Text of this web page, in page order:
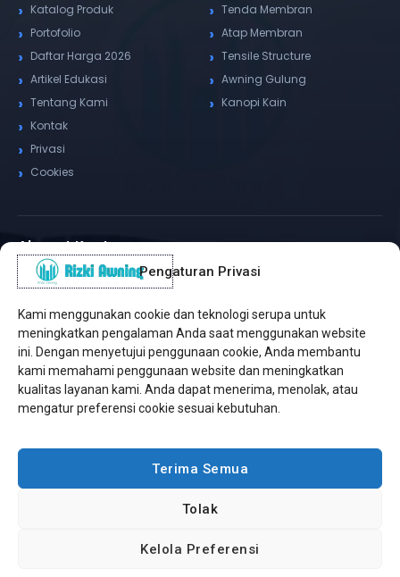
Pengaturan Privasi
Kami menggunakan cookie dan teknologi serupa untuk
meningkatkan pengalaman Anda saat menggunakan website
ini. Dengan menyetujui penggunaan cookie, Anda membantu
kami memahami penggunaan website dan meningkatkan
kualitas layanan kami. Anda dapat menerima, menolak, atau
mengatur preferensi cookie sesuai kebutuhan.
Terima Semua
Tolak
Kelola Preferensi
Katalog Produk
Portofolio
Daftar Harga 2026
Artikel Edukasi
Tentang Kami
Kontak
Privasi
Cookies
Tenda Membran
Atap Membran
Tensile Structure
Awning Gulung
Kanopi Kain
Alamat Kantor
✆ WhatsApp / Telepon
Pusat Sukabumi
Sukamanis, Kadudampit, Sukabumi
Cabang Jakarta
Kembangan, Jakarta Barat
Sektor A3, Tangerang Selatan
Developed byJasa Web Sukabumi